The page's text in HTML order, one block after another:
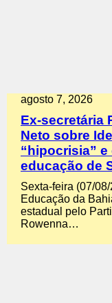
agosto 7, 2026
Ex-secretária
Neto sobre
“hipocrisia”
educação de
Sexta-feira (07/
Educação da
estadual pelo
Rowenna…